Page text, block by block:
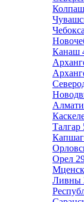
Канаш
Талгар
Орел
Мценск
Ливны